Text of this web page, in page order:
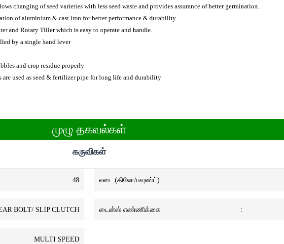
changing of seed varieties with less seed waste and provides assurance of better germination.
of aluminium & cast iron for better performance & durability.
and Rotary Tiller which is easy to operate and handle.
by a single hand lever
and crop residue properly
are used as seed & fertilizer pipe for long life and durability
முழு தகவல்கள்
கருவிகள்
48 எடை (கிலோ/பவுண்ட்) :
BOLT/ SLIP CLUTCH டைன்ஸ் எண்ணிக்கை :
MULTI SPEED